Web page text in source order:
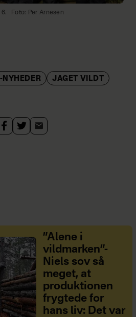
Foto: Per Arnesen
NYHEDER JAGET VILDT
”Alene i
vildmarken”-
Niels sov så
meget, at
produktionen
frygtede for
hans liv: Det var